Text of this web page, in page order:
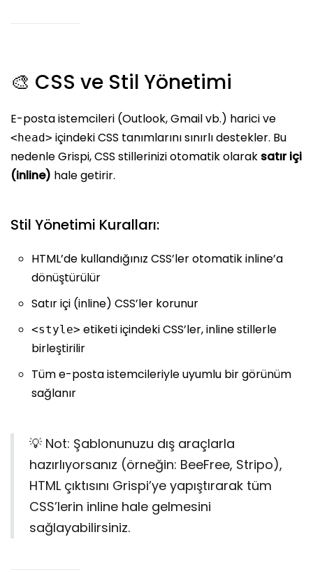
🎨 CSS ve Stil Yönetimi
E-posta istemcileri (Outlook, Gmail vb.) harici ve
<head> içindeki CSS tanımlarını sınırlı destekler. Bu
nedenle Grispi, CSS stillerinizi otomatik olarak satır içi
(inline) hale getirir.
Stil Yönetimi Kuralları:
HTML’de kullandığınız CSS’ler otomatik inline’a
dönüştürülür
Satır içi (inline) CSS’ler korunur
<style> etiketi içindeki CSS’ler, inline stillerle
birleştirilir
Tüm e-posta istemcileriyle uyumlu bir görünüm
sağlanır
💡 Not: Şablonunuzu dış araçlarla
hazırlıyorsanız (örneğin: BeeFree, Stripo),
HTML çıktısını Grispi’ye yapıştırarak tüm
CSS’lerin inline hale gelmesini
sağlayabilirsiniz.